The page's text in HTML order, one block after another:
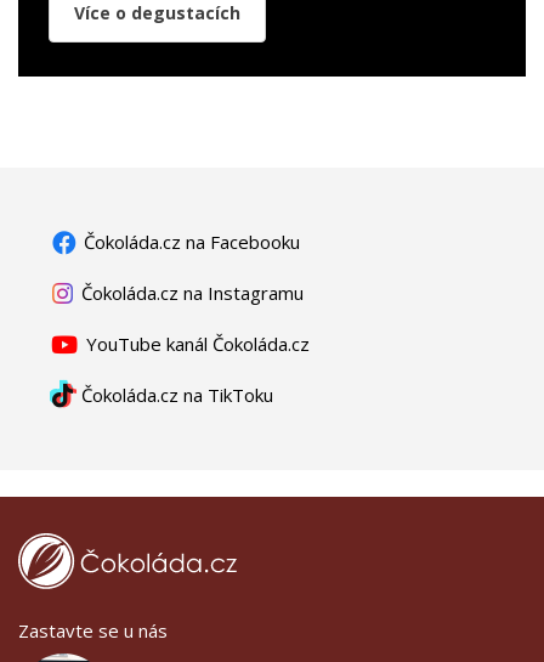
Více o degustacích
Čokoláda.cz na Facebooku
Čokoláda.cz na Instagramu
YouTube kanál Čokoláda.cz
Čokoláda.cz na TikToku
Zastavte se u nás